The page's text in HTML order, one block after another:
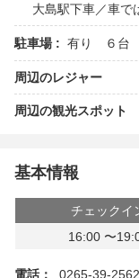
大島駅下車／車で
駐車場 : 有り ６台
周辺のレジャー
周辺の観光スポット
基本情報
チェックイ
16:00 〜
電話：
0265-39-2562